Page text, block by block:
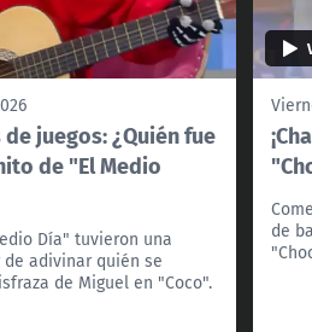
juegos: ¿Quién fue
de "El Medio
Día" tuvieron una
adivinar quién se
de Miguel en "Coco".
de